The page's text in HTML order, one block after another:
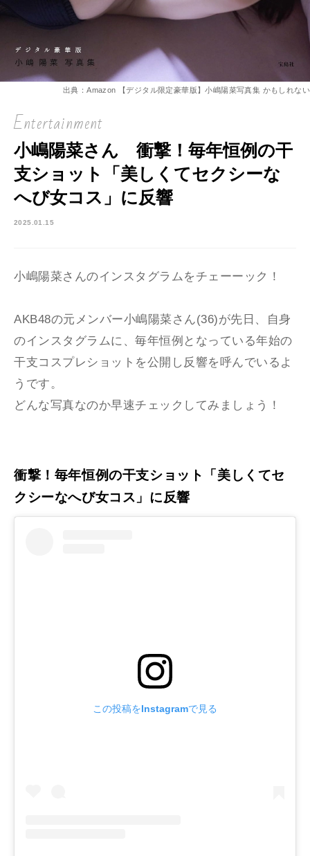
出典：Amazon 【デジタル限定豪華版】小嶋陽菜写真集 かもしれない
Entertainment
小嶋陽菜さん 衝撃！毎年恒例の干
支ショット「美しくてセクシーな
へび女コス」に反響
2025.01.15
小嶋陽菜さんのインスタグラムをチェーーック！
AKB48の元メンバー小嶋陽菜さん(36)が先日、自身
のインスタグラムに、毎年恒例となっている年始の
干支コスプレショットを公開し反響を呼んでいるよ
うです。
どんな写真なのか早速チェックしてみましょう！
衝撃！毎年恒例の干支ショット「美しくてセ
クシーなへび女コス」に反響
この投稿をInstagramで見る